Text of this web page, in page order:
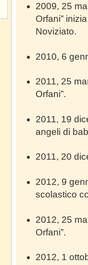
2009, 25
Orfani”
Noviziato.
2010, 6
2011, 25
Orfani”.
2011, 19
angeli di
2011, 20
2012, 9
scolastico
2012, 25
Orfani”.
2012, 1